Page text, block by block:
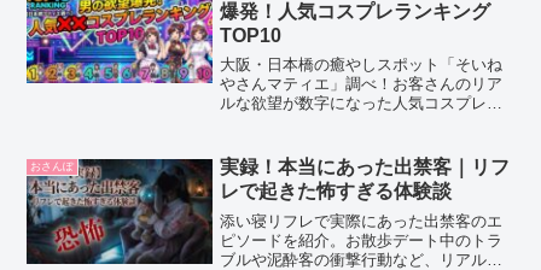
爆発！人気コスプレランキング
TOP10
大阪・日本橋の癒やしスポット「そいね
やさんマティエ」調べ！お客さんのリア
ルな欲望が数字になった人気コスプレラ
え、堂々1位に輝いた至高の衣装とは！？
CDTV風の激アツテンションでお届けしま
す！
おさんぽ
実録！本当にあった出禁客｜リフ
レで起きた怖すぎる体験談
添い寝リフレで実際にあった出禁客のエ
ピソードを紹介。お散歩デート中のトラ
ブルや泥酔客の衝撃行動など、リアルで